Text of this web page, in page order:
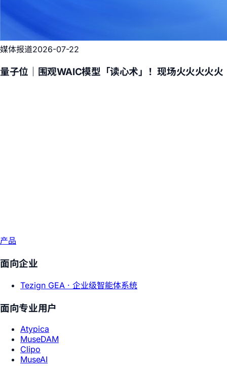
媒体报道2026-07-22
量子位｜围观WAIC模型「读心术」！现场火火火火火
产品
面向企业
Tezign GEA · 企业级智能体系统
面向专业用户
Atypica
MuseDAM
Clipo
MuseAI